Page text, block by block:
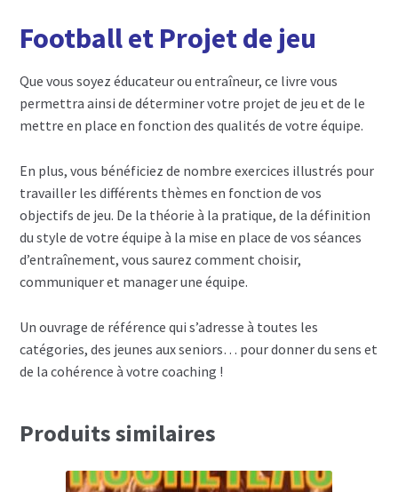
Football et Projet de jeu
Que vous soyez éducateur ou entraîneur, ce livre vous
permettra ainsi de déterminer votre projet de jeu et de le
mettre en place en fonction des qualités de votre équipe.
En plus, vous bénéficiez de nombre exercices illustrés pour
travailler les différents thèmes en fonction de vos
objectifs de jeu. De la théorie à la pratique, de la définition
du style de votre équipe à la mise en place de vos séances
d’entraînement, vous saurez comment choisir,
communiquer et manager une équipe.
Un ouvrage de référence qui s’adresse à toutes les
catégories, des jeunes aux seniors… pour donner du sens et
de la cohérence à votre coaching !
Produits similaires